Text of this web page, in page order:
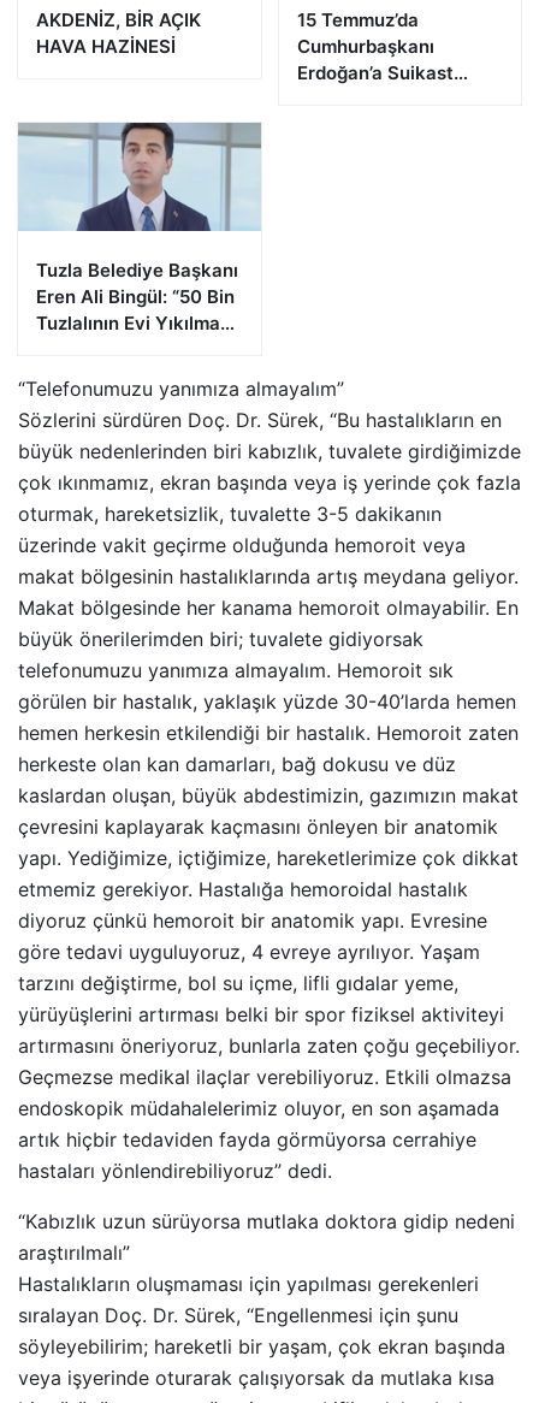
AKDENİZ, BİR AÇIK
HAVA HAZİNESİ
15 Temmuz’da
Cumhurbaşkanı
Erdoğan’a Suikast
Tuzla Belediye Başkanı
Eren Ali Bingül: “50 Bin
Tuzlalının Evi Yıkılma
“Telefonumuzu yanımıza almayalım”
Sözlerini sürdüren Doç. Dr. Sürek, “Bu hastalıkların en
büyük nedenlerinden biri kabızlık, tuvalete girdiğimizde
çok ıkınmamız, ekran başında veya iş yerinde çok fazla
oturmak, hareketsizlik, tuvalette 3-5 dakikanın
üzerinde vakit geçirme olduğunda hemoroit veya
makat bölgesinin hastalıklarında artış meydana geliyor.
Makat bölgesinde her kanama hemoroit olmayabilir. En
büyük önerilerimden biri; tuvalete gidiyorsak
telefonumuzu yanımıza almayalım. Hemoroit sık
görülen bir hastalık, yaklaşık yüzde 30-40’larda hemen
hemen herkesin etkilendiği bir hastalık. Hemoroit zaten
herkeste olan kan damarları, bağ dokusu ve düz
kaslardan oluşan, büyük abdestimizin, gazımızın makat
çevresini kaplayarak kaçmasını önleyen bir anatomik
yapı. Yediğimize, içtiğimize, hareketlerimize çok dikkat
etmemiz gerekiyor. Hastalığa hemoroidal hastalık
diyoruz çünkü hemoroit bir anatomik yapı. Evresine
göre tedavi uyguluyoruz, 4 evreye ayrılıyor. Yaşam
tarzını değiştirme, bol su içme, lifli gıdalar yeme,
yürüyüşlerini artırması belki bir spor fiziksel aktiviteyi
artırmasını öneriyoruz, bunlarla zaten çoğu geçebiliyor.
Geçmezse medikal ilaçlar verebiliyoruz. Etkili olmazsa
endoskopik müdahalelerimiz oluyor, en son aşamada
artık hiçbir tedaviden fayda görmüyorsa cerrahiye
hastaları yönlendirebiliyoruz” dedi.
“Kabızlık uzun sürüyorsa mutlaka doktora gidip nedeni
araştırılmalı”
Hastalıkların oluşmaması için yapılması gerekenleri
sıralayan Doç. Dr. Sürek, “Engellenmesi için şunu
söyleyebilirim; hareketli bir yaşam, çok ekran başında
veya işyerinde oturarak çalışıyorsak da mutlaka kısa